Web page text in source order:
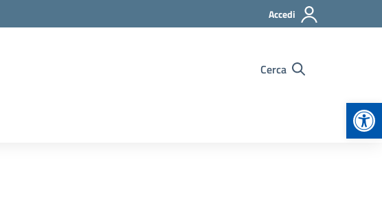
Accedi
Cerca